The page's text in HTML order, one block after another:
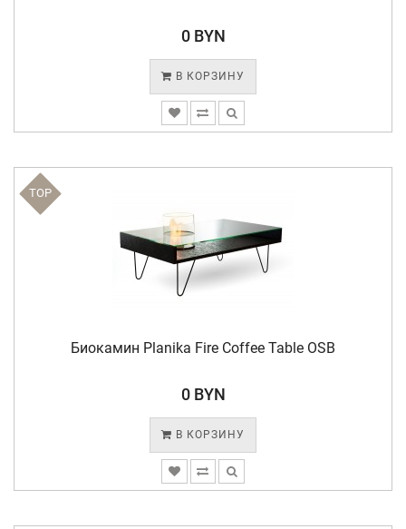
0 BYN
В КОРЗИНУ
TOP
Биокамин Planika Fire Coffee Table OSB
0 BYN
В КОРЗИНУ